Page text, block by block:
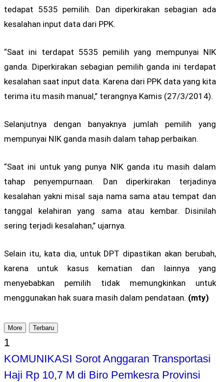
tedapat 5535 pemilih. Dan diperkirakan sebagian ada
kesalahan input data dari PPK.
“Saat ini terdapat 5535 pemilih yang mempunyai NIK
ganda. Diperkirakan sebagian pemilih ganda ini terdapat
kesalahan saat input data. Karena dari PPK data yang kita
terima itu masih manual,” terangnya Kamis (27/3/2014).
Selanjutnya dengan banyaknya jumlah pemilih yang
mempunyai NIK ganda masih dalam tahap perbaikan.
“Saat ini untuk yang punya NIK ganda itu masih dalam
tahap penyempurnaan. Dan diperkirakan terjadinya
kesalahan yakni misal saja nama sama atau tempat dan
tanggal kelahiran yang sama atau kembar. Disinilah
sering terjadi kesalahan,” ujarnya.
Selain itu, kata dia, untuk DPT dipastikan akan berubah,
karena untuk kasus kematian dan lainnya yang
menyebabkan pemilih tidak memungkinkan untuk
menggunakan hak suara masih dalam pendataan. (mty)
More Terbaru
1
KOMUNIKASI Sorot Anggaran Transportasi
Haji Rp 10,7 M di Biro Pemkesra Provinsi